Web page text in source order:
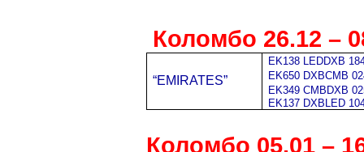
Коломбо 26.12 –
“EMIRATES”
EK138 LEDDXB
EK650 DXBCMB
EK349 CMBDXB
EK137 DXBLED
Коломбо 05.01 –